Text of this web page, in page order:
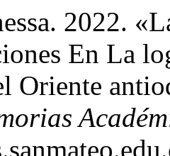
2022.
En La
Oriente